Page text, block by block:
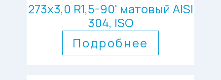
273х3,0 R1,5-90' матовый AISI
304, ISO
Подробнее